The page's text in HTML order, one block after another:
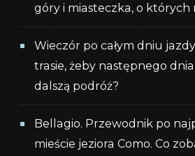
góry i miasteczka, o których
Wieczór po całym dniu
trasie, żeby następnego dnia
dalszą podróż?
Bellagio. Przewodnik po
mieście jeziora Como. Co